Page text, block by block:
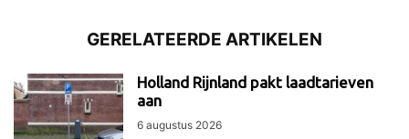
GERELATEERDE ARTIKELEN
Holland Rijnland pakt laadtarieven
aan
6 augustus 2026